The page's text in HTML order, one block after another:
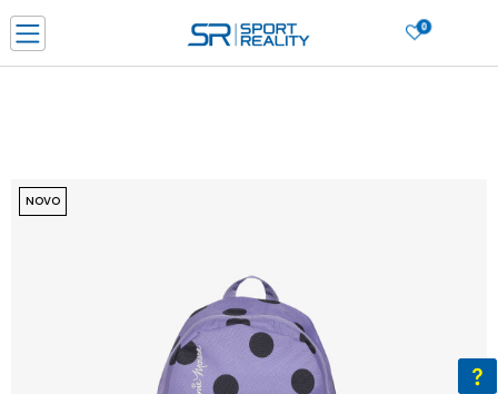
0
CLICK & COLLECT Platite karticom online i preuzmite u prodavnici po vašem
NOVO